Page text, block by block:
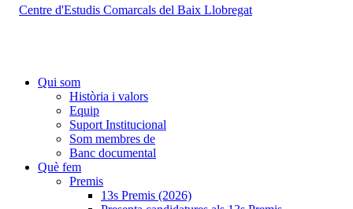
Qui som
Història i valors
Equip
Suport Institucional
Som membres de
Banc documental
Què fem
Premis
13s Premis (2026)